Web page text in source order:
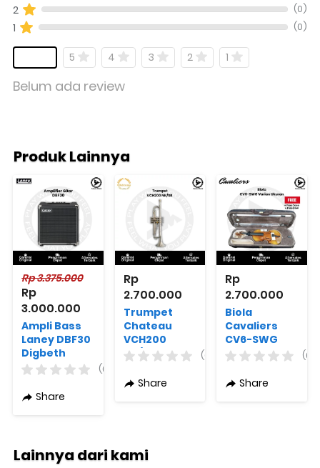
2 (0)
1 (0)
5 4 3 2 1
Belum ada review
Produk Lainnya
Rp 3.375.000
Rp
3.000.000
Ampli Bass
Laney DBF30
Digbeth
Compact
(0)
Share
Rp
2.700.000
Trumpet
Chateau
VCH200
NK/SB
(0)
Share
Rp
2.700.000
Biola
Cavaliers
CV6-SWG
Varian
Wood Grain
(0)
Share
Lainnya dari kami